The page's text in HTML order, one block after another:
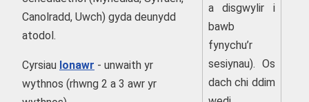
a disgwylir i
bawb
fynychu’r
sesiynau). Os
dach chi ddim
Canolradd, Uwch) gyda deunydd
atodol.
Cyrsiau Ionawr - unwaith yr
wythnos (rhwng 2 a 3 awr yr